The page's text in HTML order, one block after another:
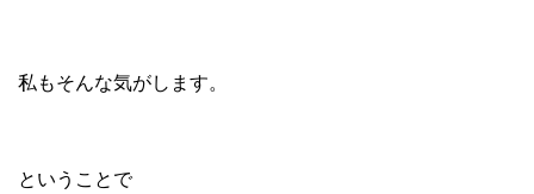
私もそんな気がします。
ということで